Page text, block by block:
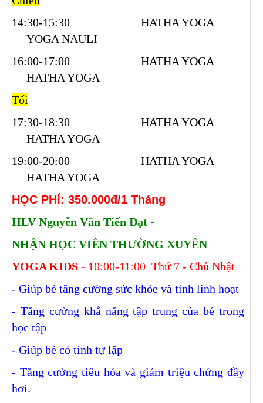
14:30-15:30 HATHA YOGA
YOGA NAULI
16:00-17:00 HATHA YOGA
HATHA YOGA
Tối
17:30-18:30 HATHA YOGA
HATHA YOGA
19:00-20:00 HATHA YOGA
HATHA YOGA
HỌC PHÍ: 350.000đ/1 Tháng
HLV Nguyễn Văn Tiến Đạt -
NHẬN HỌC VIÊN THƯỜNG XUYÊN
YOGA KIDS - 10:00-11:00 Thứ 7 - Chủ Nhật
- Giúp bé tăng cường sức khỏe và tính linh hoạt
- Tăng cường khẳ năng tập trung của bé trong
học tập
- Giúp bé có tính tự lập
- Tăng cường tiêu hóa và giảm triệu chứng đầy
hơi.